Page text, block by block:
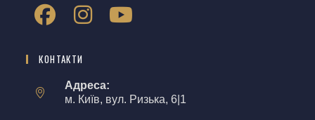
КОНТАКТИ
Адреса:
м. Київ, вул. Ризька, 6|1